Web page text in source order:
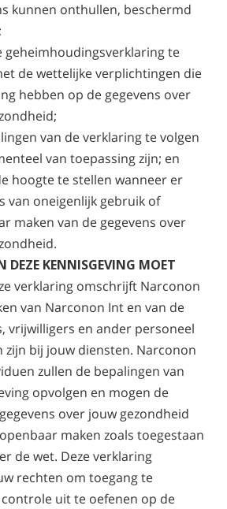
kunnen onthullen, beschermd
geheimhoudingsverklaring te
de wettelijke verplichtingen die
hebben op de gegevens over
van de verklaring te volgen
van toepassing zijn; en
hoogte te stellen wanneer er
van oneigenlijk gebruik of
maken van de gegevens over
DEZE KENNISGEVING MOET
verklaring omschrijft Narconon
van Narconon Int en van de
vrijwilligers en ander personeel
zijn bij jouw diensten. Narconon
zullen de bepalingen van
opvolgen en mogen de
over jouw gezondheid
maken zoals toegestaan
de wet. Deze verklaring
rechten om toegang te
uit te oefenen op de